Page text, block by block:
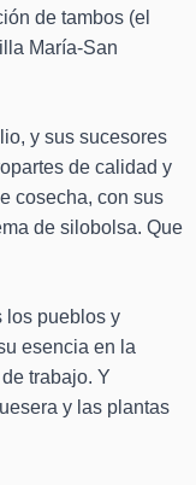
de tambos (el
María-San
y sus sucesores
de calidad y
cosecha, con sus
de silobolsa. Que
los pueblos y
esencia en la
trabajo. Y
y las plantas